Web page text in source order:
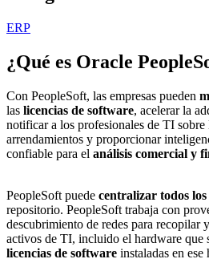
ERP
¿Qué es Oracle
Con PeopleSoft, las empresas pueden
las licencias de software, acelerar la
notificar a los profesionales de TI
arrendamientos y proporcionar
confiable para el análisis comercial y
PeopleSoft puede centralizar todos los
repositorio. PeopleSoft trabaja con
descubrimiento de redes para recopilar
activos de TI, incluido el hardware que
licencias de software instaladas en ese